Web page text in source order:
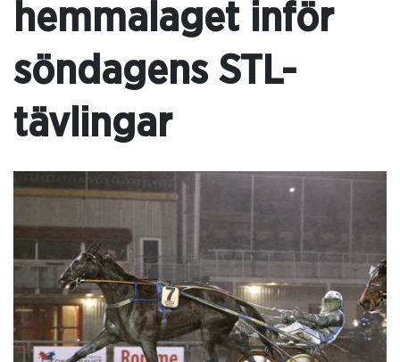
hemmalaget inför
söndagens STL-
tävlingar